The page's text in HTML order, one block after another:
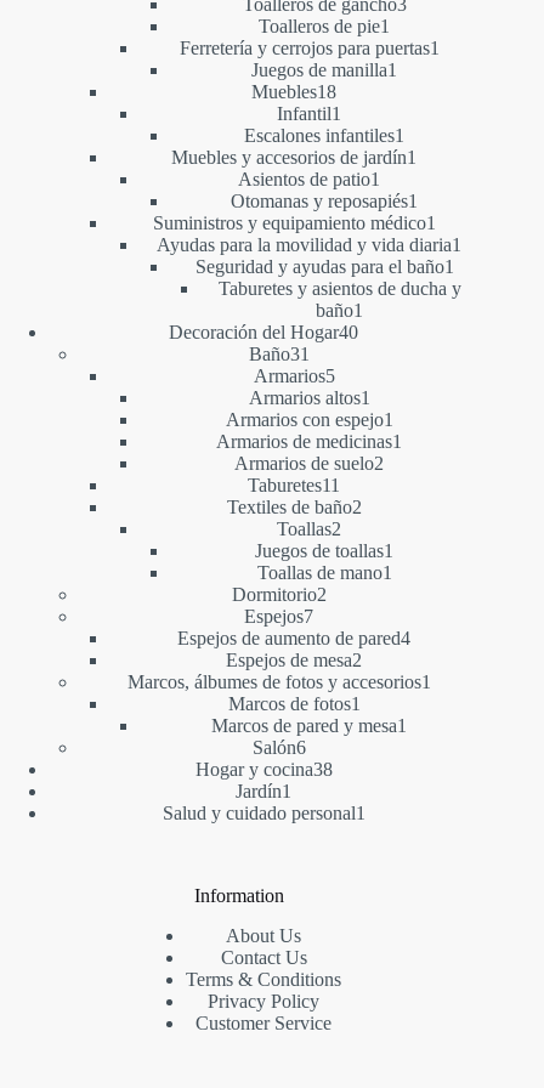
Toalleros de gancho3
Toalleros de pie1
producto
Ferretería y cerrojos para puertas1
Juegos de manilla1
Muebles1818
productos
Infantil1
producto
Escalones infantiles1
producto
Muebles y accesorios de jardín1
Asientos de patio1
producto
Otomanas y reposapiés1
producto
Suministros y equipamiento médico1
producto
Ayudas para la movilidad y vida diaria1
Seguridad y ayudas para el baño1
producto
Taburetes y asientos de ducha y
baño1
Decoración del Hogar4040
Baño31
productos
Armarios55
productos
Armarios altos1
producto
Armarios con espejo1
producto
Armarios de medicinas1
Armarios de suelo2
Taburetes11
productos
Textiles de baño22
Toallas2
productos
Juegos de toallas1
Toallas de mano1
Dormitorio22
Espejos77
productos
Espejos de aumento de pared44
Espejos de mesa2
productos
Marcos, álbumes de fotos y accesorios1
Marcos de fotos1
producto
Marcos de pared y mesa1
Salón66
productos
Hogar y cocina3838
Jardín1
producto
Salud y cuidado personal1
Information
About Us
Contact Us
Terms & Conditions
Privacy Policy
Customer Service